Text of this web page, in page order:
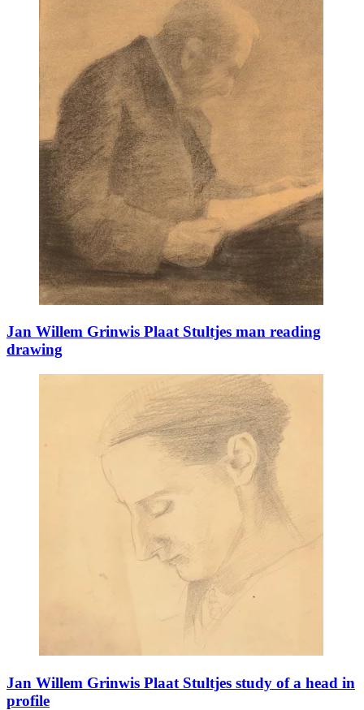
Jan Willem Grinwis Plaat Stultjes man reading
drawing
Jan Willem Grinwis Plaat Stultjes study of a head in
profile